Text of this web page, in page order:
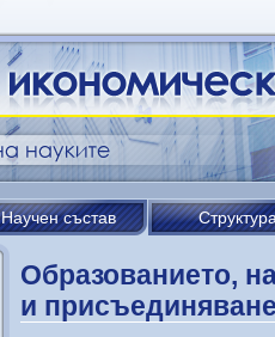
Научен състав
Образованието,
и